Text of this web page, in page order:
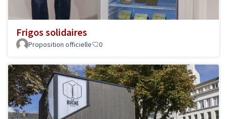
Frigos solidaires
Proposition officielle 0